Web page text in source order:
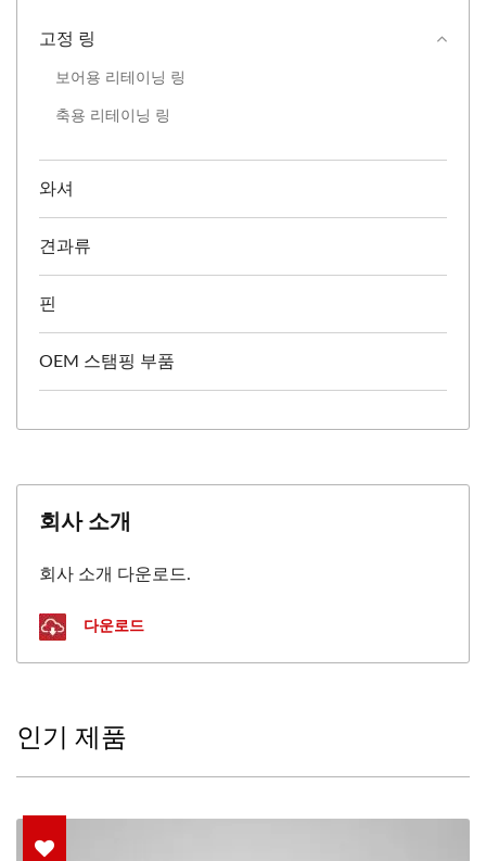
고정 링
보어용 리테이닝 링
축용 리테이닝 링
와셔
견과류
핀
OEM 스탬핑 부품
회사 소개
회사 소개 다운로드.
다운로드
인기 제품